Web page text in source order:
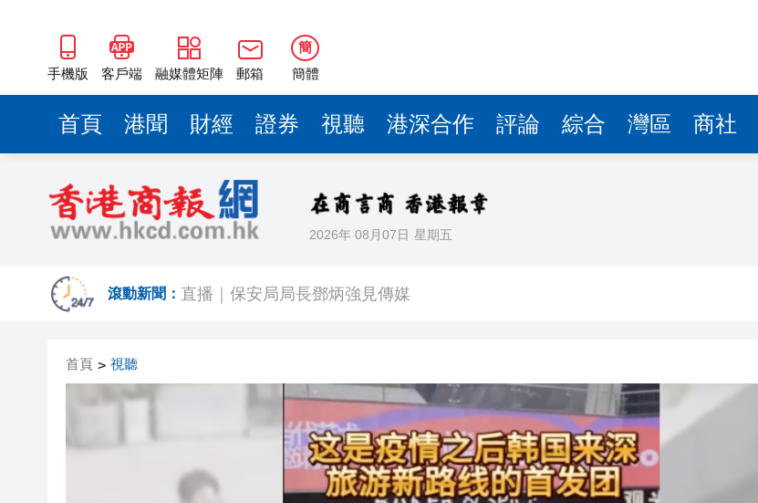
手機版 客戶端 融媒體矩陣 郵箱
簡
簡體
首頁 港聞 財經 證券 視聽 港深合作 評論 綜合 灣區 商社
2026年 08月07日 星期五
滾動新聞： 直播｜保安局局長鄧炳強見傳媒
有片丨實力出圈！中國機器人正在「承包」英國零售貨架
有片｜南亞裔小孩跑出馬路 3車及時停下
恒隆委任蔡德粦接替盧韋柏任CEO 10月1日生效
首頁 > 視聽